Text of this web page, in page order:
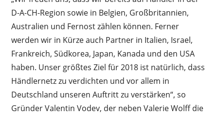
D-A-CH-Region sowie in Belgien, Großbritannien,
Australien und Fernost zählen können. Ferner
werden wir in Kürze auch Partner in Italien, Israel,
Frankreich, Südkorea, Japan, Kanada und den USA
haben. Unser größtes Ziel für 2018 ist natürlich, dass
Händlernetz zu verdichten und vor allem in
Deutschland unseren Auftritt zu verstärken“, so
Gründer Valentin Vodev, der neben Valerie Wolff die